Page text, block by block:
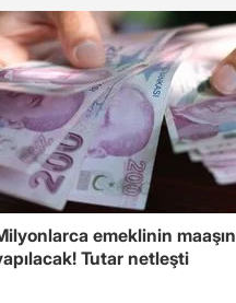
emeklinin
Tutar netleşti